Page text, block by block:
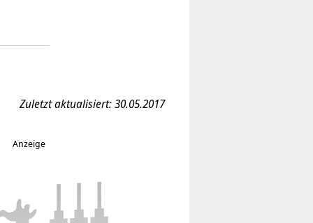
Zuletzt aktualisiert: 30.05.2017
Anzeige